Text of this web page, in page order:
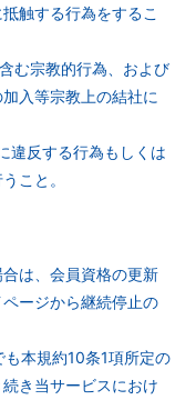
触する行為をするこ
む宗教的行為、および
入等宗教上の結社に
違反する行為もしくは
こと。
は、会員資格の更新
ージから継続停止の
本規約10条1項所定の
き当サービスにおけ